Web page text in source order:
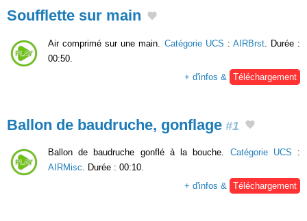
Soufflette sur main
Air comprimé sur une main. Catégorie UCS : AIRBrst. Durée :
00:50.
+ d'infos &
Téléchargement
Ballon de baudruche, gonflage #1
Ballon de baudruche gonflé à la bouche. Catégorie UCS :
AIRMisc. Durée : 00:10.
+ d'infos & Téléchargement